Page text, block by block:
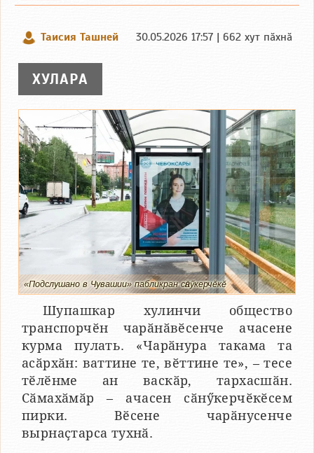
Таисия Ташней 30.05.2026 17:57 | 662 хут пӑхнӑ
ХУЛАРА
«Подслушано в Чувашии» пабликран сӑнӳкерчӗкӗ
Шупашкар хулинчи общество
транспорчӗн чарӑнӑвӗсенче ачасене
курма пулать. «Чарӑнура такама та
асӑрхӑн: ваттине те, вӗттине те», – тесе
тӗлӗнме ан васкӑр, тархасшӑн.
Сӑмахӑмӑр – ачасен сӑнӳкерчӗкӗсем
пирки. Вӗсене чарӑнусенче
вырнаҫтарса тухнӑ.